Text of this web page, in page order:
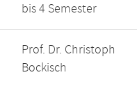
bis 4 Semester
Prof. Dr. Christoph
Bockisch